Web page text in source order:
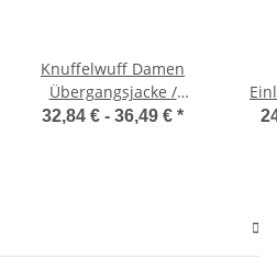
Knuffelwuff Damen
Übergangsjacke /
Leichte Jacke Brooklyn
32,84 € - 36,49 € *